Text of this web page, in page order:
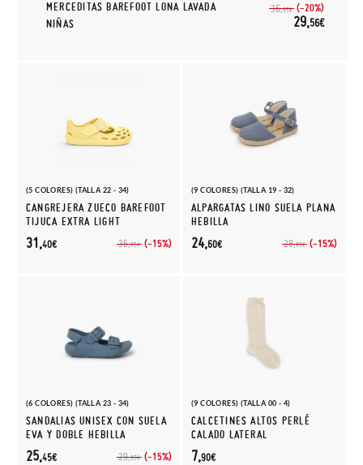
MERCEDITAS BAREFOOT LONA LAVADA
NIÑAS
36,95€ (-20%)
29,56€
(5 COLORES) (TALLA 22 - 34)
CANGREJERA ZUECO BAREFOOT
TIJUCA EXTRA LIGHT
36,95€ (-15%)
31,40€
(9 COLORES) (TALLA 19 - 32)
ALPARGATAS LINO SUELA PLANA
HEBILLA
28,95€ (-15%)
24,60€
(6 COLORES) (TALLA 23 - 34)
SANDALIAS UNISEX CON SUELA
EVA Y DOBLE HEBILLA
29,95€ (-15%)
25,45€
(9 COLORES) (TALLA 00 - 4)
CALCETINES ALTOS PERLÉ
CALADO LATERAL
7,90€